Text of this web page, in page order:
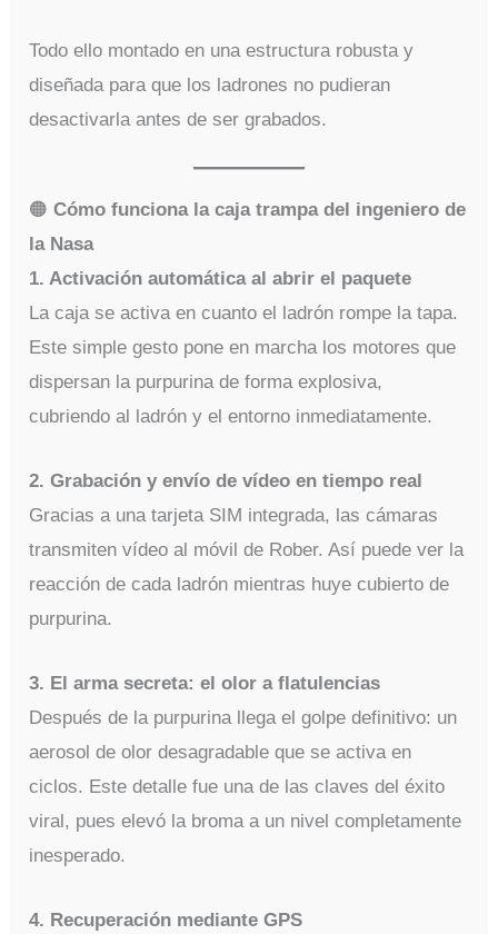
Todo ello montado en una estructura robusta y
diseñada para que los ladrones no pudieran
desactivarla antes de ser grabados.
🟠Cómo funciona la caja trampa del ingeniero de
la Nasa
1. Activación automática al abrir el paquete
La caja se activa en cuanto el ladrón rompe la tapa.
Este simple gesto pone en marcha los motores que
dispersan la purpurina de forma explosiva,
cubriendo al ladrón y el entorno inmediatamente.
2. Grabación y envío de vídeo en tiempo real
Gracias a una tarjeta SIM integrada, las cámaras
transmiten vídeo al móvil de Rober. Así puede ver la
reacción de cada ladrón mientras huye cubierto de
purpurina.
3. El arma secreta: el olor a flatulencias
Después de la purpurina llega el golpe definitivo: un
aerosol de olor desagradable que se activa en
ciclos. Este detalle fue una de las claves del éxito
viral, pues elevó la broma a un nivel completamente
inesperado.
4. Recuperación mediante GPS